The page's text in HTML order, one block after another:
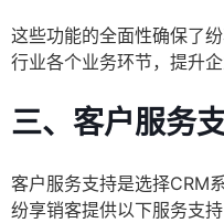
这些功能的全面性确保了
行业各个业务环节，提升企
三、客户服务
客户服务支持是选择CRM
纷享销客提供以下服务支持